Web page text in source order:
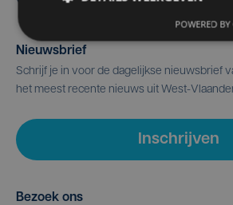
Nieuwsbrief
Schrijf je in voor de dagelijkse nieuwsbrief
het meest recente nieuws uit West-
Inschrijven
Bezoek ons
POWERED